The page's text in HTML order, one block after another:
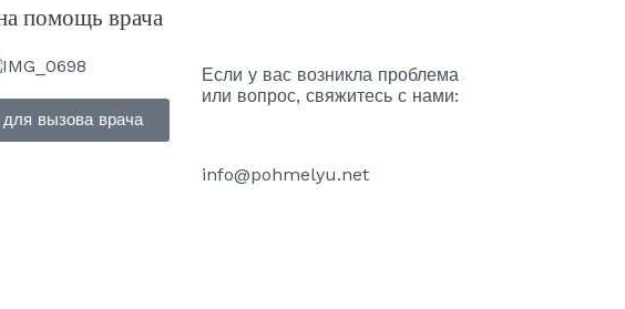
помощь врача
вызова врача
Если у вас возникла проблема
или вопрос, свяжитесь с нами:
info@pohmelyu.net